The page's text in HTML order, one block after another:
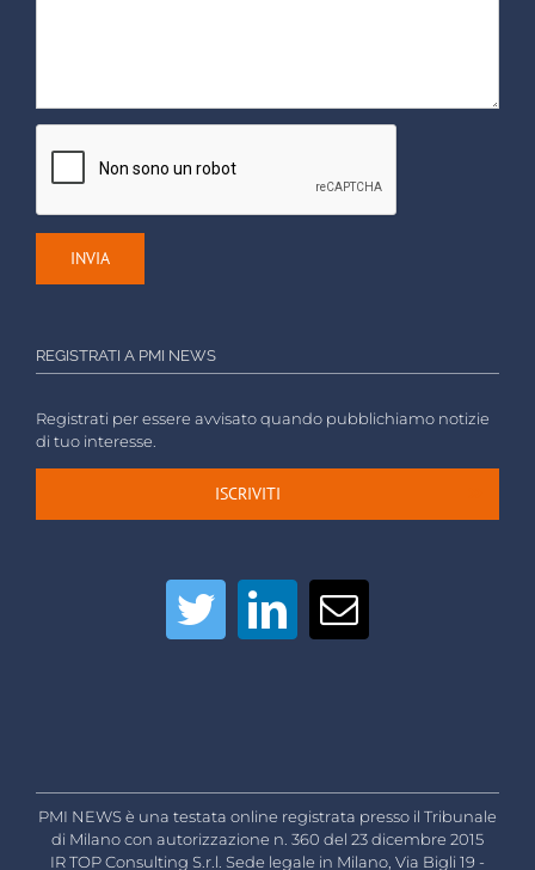
REGISTRATI A PMI NEWS
Registrati per essere avvisato quando pubblichiamo notizie
di tuo interesse.
ISCRIVITI
PMI NEWS è una testata online registrata presso il Tribunale
di Milano con autorizzazione n. 360 del 23 dicembre 2015
IR TOP Consulting S.r.l. Sede legale in Milano, Via Bigli 19 -